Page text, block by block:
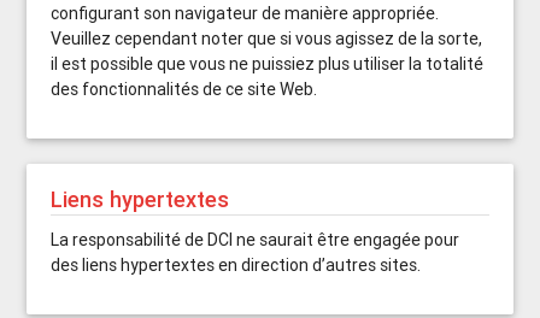
configurant son navigateur de manière appropriée.
Veuillez cependant noter que si vous agissez de la sorte,
il est possible que vous ne puissiez plus utiliser la totalité
des fonctionnalités de ce site Web.
Liens hypertextes
La responsabilité de DCI ne saurait être engagée pour
des liens hypertextes en direction d’autres sites.